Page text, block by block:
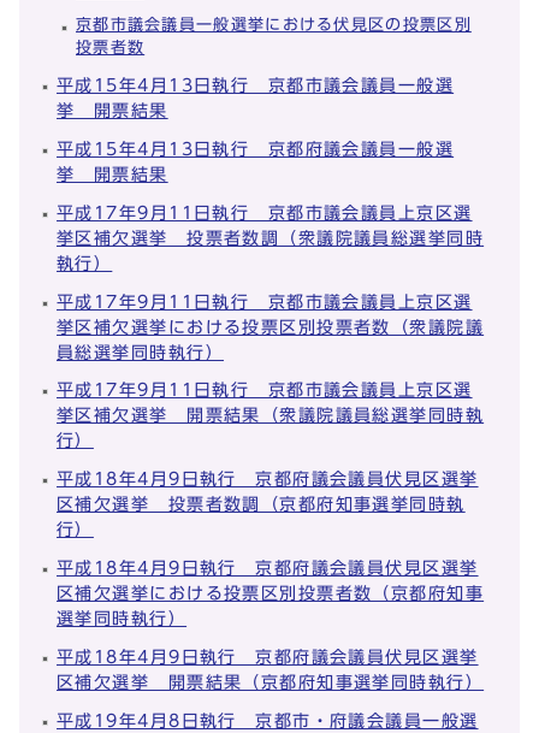
京都市議会議員一般選挙における伏見区の投票区別
投票者数
平成15年4月13日執行 京都市議会議員一般選
挙 開票結果
平成15年4月13日執行 京都府議会議員一般選
挙 開票結果
平成17年9月11日執行 京都市議会議員上京区選
挙区補欠選挙 投票者数調（衆議院議員総選挙同時
執行）
平成17年9月11日執行 京都市議会議員上京区選
挙区補欠選挙における投票区別投票者数（衆議院議
員総選挙同時執行）
平成17年9月11日執行 京都市議会議員上京区選
挙区補欠選挙 開票結果（衆議院議員総選挙同時執
行）
平成18年4月9日執行 京都府議会議員伏見区選挙
区補欠選挙 投票者数調（京都府知事選挙同時執
行）
平成18年4月9日執行 京都府議会議員伏見区選挙
区補欠選挙における投票区別投票者数（京都府知事
選挙同時執行）
平成18年4月9日執行 京都府議会議員伏見区選挙
区補欠選挙 開票結果（京都府知事選挙同時執行）
平成19年4月8日執行 京都市・府議会議員一般選